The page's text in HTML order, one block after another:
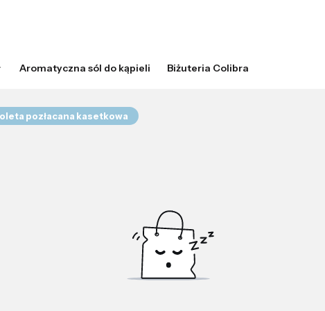
Aromatyczna sól do kąpieli Biżuteria Colibra
pozłacana kasetkowa